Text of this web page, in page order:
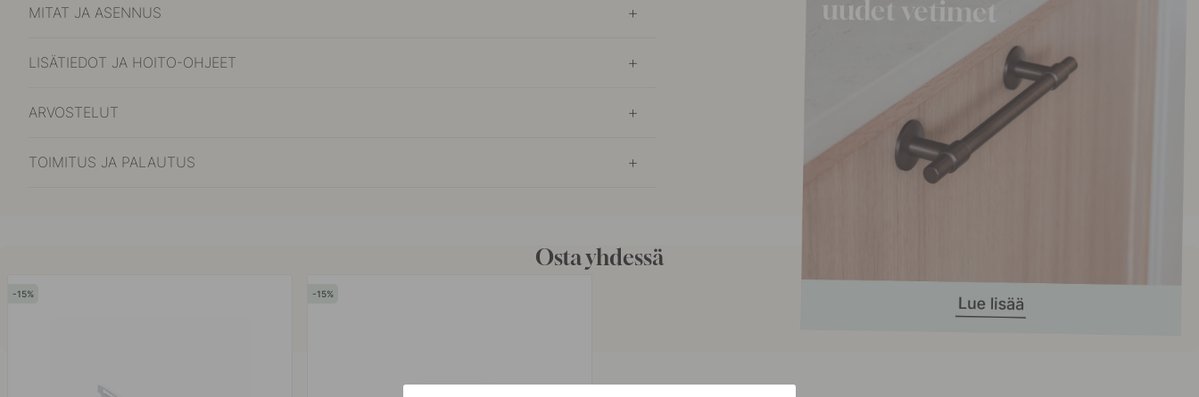
MITAT JA ASENNUS
LISÄTIEDOT JA HOITO-OHJEET
ARVOSTELUT
TOIMITUS JA PALAUTUS
Osta yhdessä
15 15